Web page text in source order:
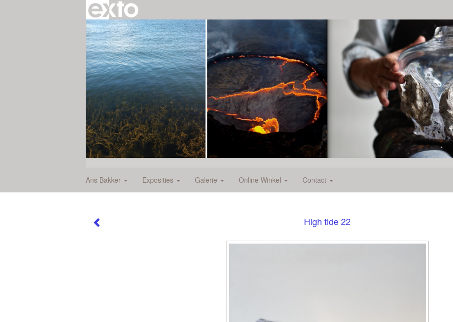
Ans Bakker Exposities Galerie Online Winkel Contact
High tide 22